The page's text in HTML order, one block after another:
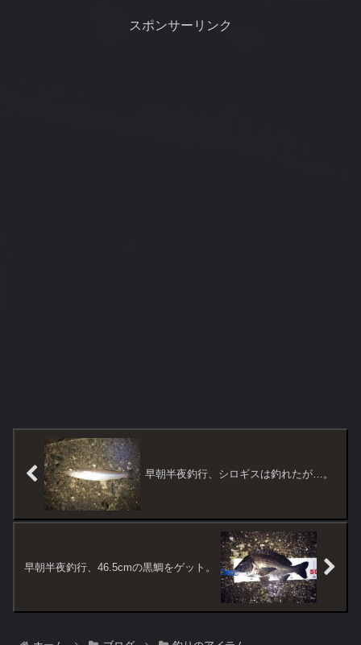
れは針に付けられそう（笑）、
強風確実、場合によっては
20m/s超えの暴風。...
スポンサーリンク
早朝半夜釣行、シロギスは釣れたが…。
早朝半夜釣行、46.5cmの黒鯛をゲット。